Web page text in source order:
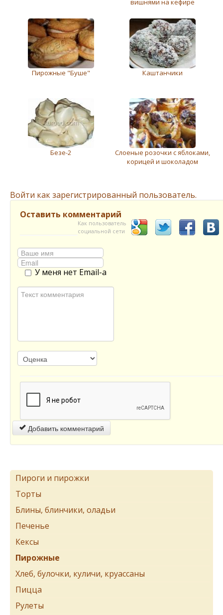
Пирожные "Буше" Каштанчики
Безе-2
Слоеные розочки с яблоками,
корицей и шоколадом
Войти как зарегистрированный пользователь.
Оставить комментарий
Как пользователь
социальной сети
У меня нет Email-а
Добавить комментарий
Пироги и пирожки
Торты
Блины, блинчики, оладьи
Печенье
Кексы
Пирожные
Хлеб, булочки, куличи, круассаны
Пицца
Рулеты